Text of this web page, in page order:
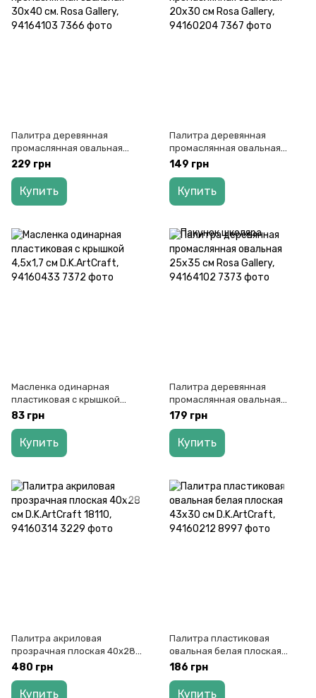
Палитра деревянная
промаслянная овальная
30х40 см. Rosa Gallery,
229 грн
Купить
Палитра деревянная
промаслянная овальная
20х30 см Rosa Gallery,
149 грн
Купить
Масленка одинарная
пластиковая с крышкой
4,5х1,7 см D.K.ArtCraft,
83 грн
Купить
Палитра деревянная
промаслянная овальная
25х35 см Rosa Gallery,
179 грн
Купить
Палитра акриловая
прозрачная плоская 40х28
см D.K.ArtCraft 18110, 94160314
480 грн
Купить
Палитра пластиковая
овальная белая плоская
43х30 см D.K.ArtCraft,
186 грн
Купить